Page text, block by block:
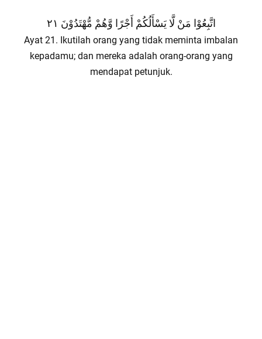
اتَّبِعُوْا مَنْ لَّا يَسْأَلُكُمْ أَجْرًا وَّهُمْ مُّهْتَدُوْنَ ٢١
Ayat 21. Ikutilah orang yang tidak meminta imbalan
kepadamu; dan mereka adalah orang-orang yang
mendapat petunjuk.